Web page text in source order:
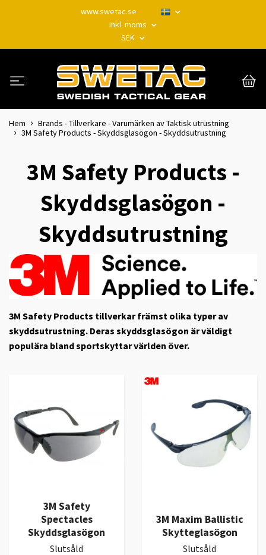
www.swetac.se
Inkl. moms
SEK
Hem
Brands - Tillverkare - Varumärken av Taktisk utrustning
3M Safety Products - Skyddsglasögon - Skyddsutrustning
3M Safety Products -
Skyddsglasögon -
Skyddsutrustning
3M Safety Products tillverkar främst olika typer av
skyddsutrustning. Deras skyddsglasögon är väldigt
populära bland sportskyttar världen över.
3M Safety
Spectacles
Skyddsglasögon
Slutsåld
3M Maxim Ballistic
Skytteglasögon
Slutsåld